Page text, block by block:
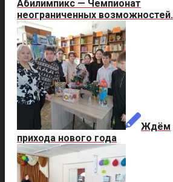
Абилимпикс — Чемпионат
неограниченных возможностей.
Ждём
прихода нового года